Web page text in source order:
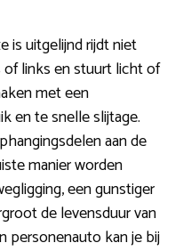
is uitgelijnd rijdt niet
links en stuurt licht of
met een
en te snelle slijtage.
aan de
manier worden
een gunstiger
de levensduur van
personenauto kan je bij